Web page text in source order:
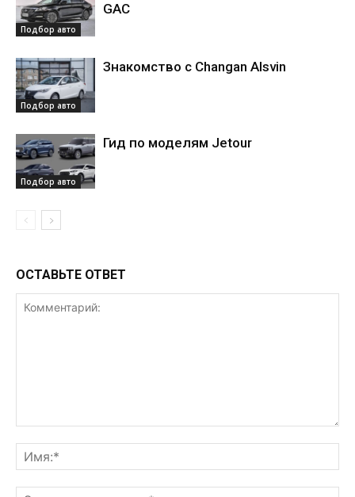
Подбор авто
GAC
Подбор авто
Знакомство с Changan Alsvin
Подбор авто
Гид по моделям Jetour
ОСТАВЬТЕ ОТВЕТ